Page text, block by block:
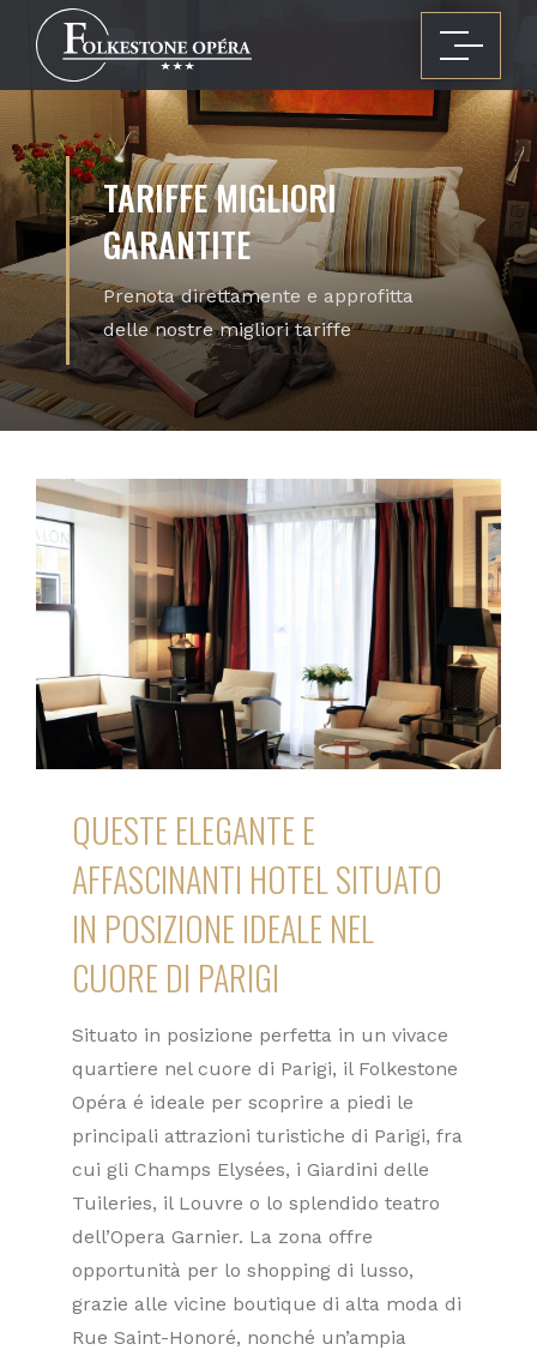
TARIFFE MIGLIORI
GARANTITE
Prenota direttamente e approfitta
delle nostre migliori tariffe
QUESTE ELEGANTE E
AFFASCINANTI HOTEL SITUATO
IN POSIZIONE IDEALE NEL
CUORE DI PARIGI
Situato in posizione perfetta in un vivace
quartiere nel cuore di Parigi, il Folkestone
Opéra é ideale per scoprire a piedi le
principali attrazioni turistiche di Parigi, fra
cui gli Champs Elysées, i Giardini delle
Tuileries, il Louvre o lo splendido teatro
dell’Opera Garnier. La zona offre
opportunità per lo shopping di lusso,
grazie alle vicine boutique di alta moda di
Rue Saint-Honoré, nonché un’ampia